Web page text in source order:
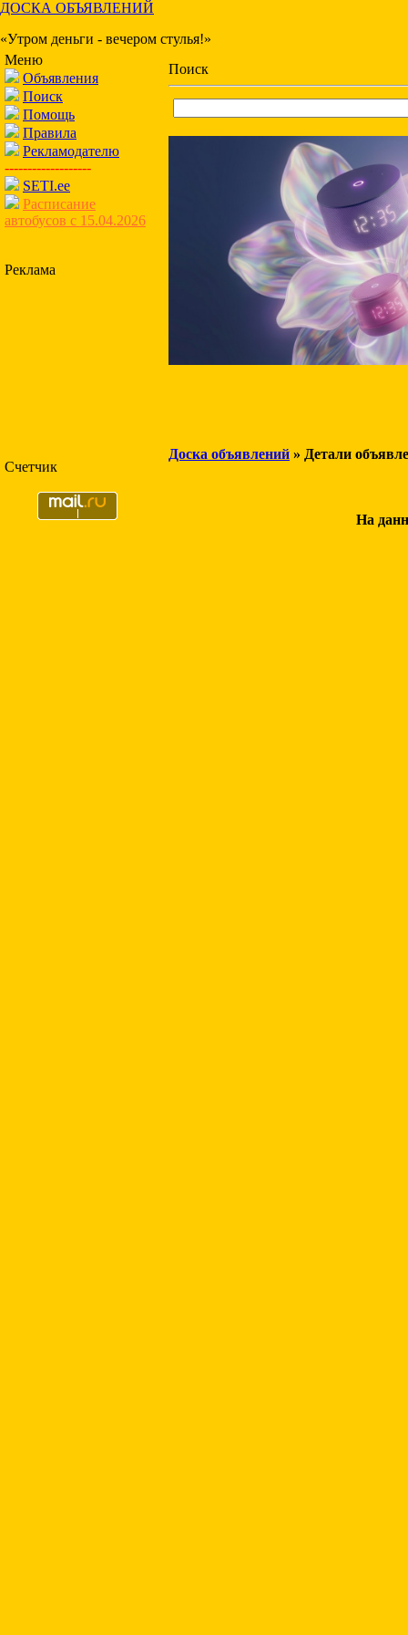
ДОСКА ОБЪЯВЛЕНИЙ
«Утром деньги - вечером стулья!»
Меню
Объявления
Поиск
Помощь
Правила
Рекламодателю
-------------------
SETI.ee
Расписание
автобусов с 15.04.2026
Реклама
Счетчик
Поиск
Доска объявлений » Детали
На